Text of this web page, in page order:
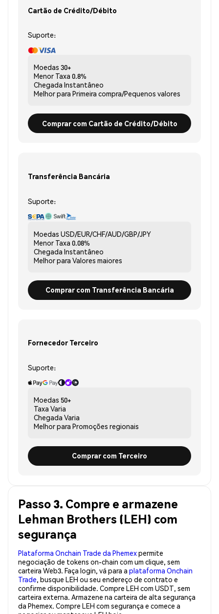
Cartão de Crédito/Débito
Suporte:
Moedas 30+
Menor Taxa 0.8%
Chegada Instantâneo
Melhor para Primeira compra/Pequenos valores
Comprar com Cartão de Crédito/Débito
Transferência Bancária
Suporte:
Moedas USD/EUR/CHF/AUD/GBP/JPY
Menor Taxa 0.08%
Chegada Instantâneo
Melhor para Valores maiores
Comprar com Transferência Bancária
Fornecedor Terceiro
Suporte:
Moedas 50+
Taxa Varia
Chegada Varia
Melhor para Promoções regionais
Comprar com Terceiro
Passo 3. Compre e armazene
Lehman Brothers (LEH) com
segurança
Plataforma Onchain Trade da Phemexpermite
negociação de tokens on-chain com um clique, sem
carteira Web3. Faça login, vá para a plataforma Onchain
Trade, busque LEH ou seu endereço de contrato e
confirme disponibilidade. Compre LEH com USDT, sem
carteira externa. Armazene na carteira de alta segurança
da Phemex. Compre LEH com segurança e comece a